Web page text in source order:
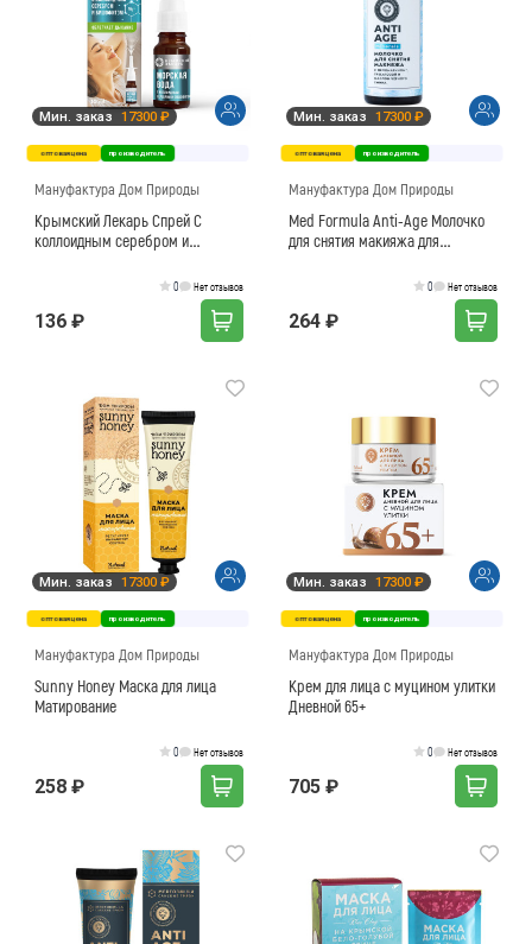
Мин. заказ 17300 ₽
оптовая цена производитель
Мануфактура Дом Природы
Крымский Лекарь Спрей С
коллоидным серебром и
0 Нет отзывов
136 ₽
Мин. заказ 17300 ₽
оптовая цена производитель
Мануфактура Дом Природы
Med Formula Anti-Age Молочко
для снятия макияжа для
0 Нет отзывов
264 ₽
Мин. заказ 17300 ₽
оптовая цена производитель
Мануфактура Дом Природы
Sunny Honey Маска для лица
Матирование
0 Нет отзывов
258 ₽
Мин. заказ 17300 ₽
оптовая цена производитель
Мануфактура Дом Природы
Крем для лица с муцином улитки
Дневной 65+
0 Нет отзывов
705 ₽